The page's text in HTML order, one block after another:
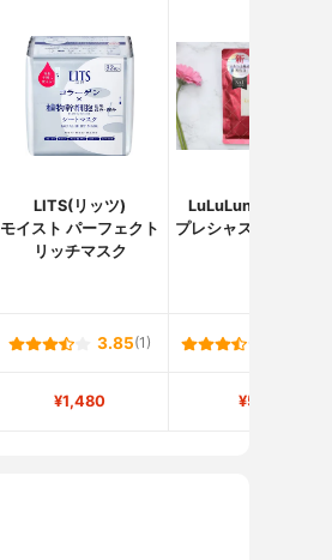
LITS(リッツ)
モイスト パーフェクト
リッチマスク
LuLuLun(ルルルン)
プレシャス RED(モイス
3.85(1)
¥1,480 ¥528